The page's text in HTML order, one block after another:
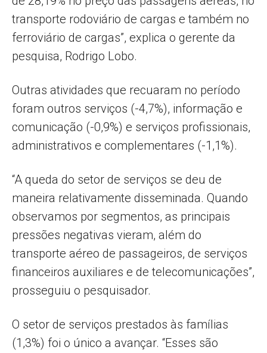
transporte rodoviário de cargas e também no
ferroviário de cargas”, explica o gerente da
pesquisa, Rodrigo Lobo.
Outras atividades que recuaram no período
foram outros serviços (-4,7%), informação e
comunicação (-0,9%) e serviços profissionais,
administrativos e complementares (-1,1%).
“A queda do setor de serviços se deu de
maneira relativamente disseminada. Quando
observamos por segmentos, as principais
pressões negativas vieram, além do
transporte aéreo de passageiros, de serviços
financeiros auxiliares e de telecomunicações”,
prosseguiu o pesquisador.
O setor de serviços prestados às famílias
(1,3%) foi o único a avançar. “Esses são